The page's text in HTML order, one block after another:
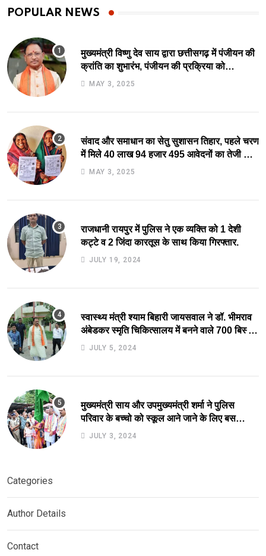
POPULAR NEWS
मुख्यमंत्री विष्णु देव साय द्वारा छत्तीसगढ़ में पंजीयन की
क्रांति का शुभारंभ, पंजीयन की प्रक्रिया को
सरलीकरण कर 10 दिन का काम अब 10 मिनट में..
MAY 3, 2025
संवाद और समाधान का सेतु सुशासन तिहार, पहले चरण
में मिले 40 लाख 94 हजार 495 आवेदनों का तेजी से
निराकरण की ओर.
MAY 3, 2025
राजधानी रायपुर में पुलिस ने एक व्यक्ति को 1 देशी
कट्टे व 2 जिंदा कारतूस के साथ किया गिरफ्तार.
JULY 19, 2024
स्वास्थ्य मंत्री श्याम बिहारी जायसवाल ने डॉ. भीमराव
अंबेडकर स्मृति चिकित्सालय में बनने वाले 700 बिस्तर
अस्पताल का किया स्थल निरीक्षण.
JULY 5, 2024
मुख्यमंत्री साय और उपमुख्यमंत्री शर्मा ने पुलिस
परिवार के बच्चो को स्कूल आने जाने के लिए बस
सुविधा को हरी झंडी दिखाकर कर किया आरंभ.
JULY 3, 2024
Categories
Author Details
Contact